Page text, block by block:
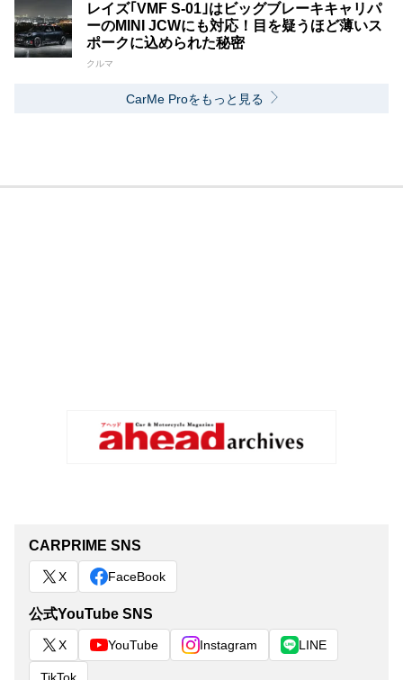
レイズ｢VMF S-01｣はビッグブレーキキャリパ
ーのMINI JCWにも対応！目を疑うほど薄いス
ポークに込められた秘密
クルマ
CarMe Proをもっと見る
CARPRIME SNS
X FaceBook
公式YouTube SNS
X YouTube Instagram LINE